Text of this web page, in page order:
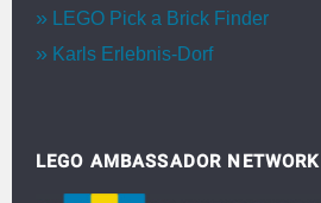
LEGO Pick a Brick Finder
Karls Erlebnis-Dorf
LEGO AMBASSADOR NETWORK